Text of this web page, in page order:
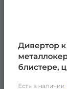
Дивертор
блистере,
Есть в наличии